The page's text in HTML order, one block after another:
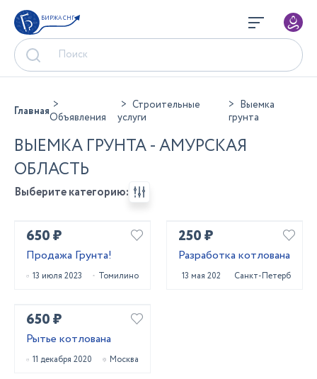
БИРЖА СНГ
ГлавнаяОбъявления
Строительные
услуги
Выемка
грунта
ВЫЕМКА ГРУНТА - АМУРСКАЯ
ОБЛАСТЬ
Выберите категорию:
650 ₽
Продажа Грунта!
13 июля 2023 Томилино
250 ₽
Разработка котлована
13 мая 2022 Санкт-Петербург
650 ₽
Рытье котлована
11 декабря 2020 Москва